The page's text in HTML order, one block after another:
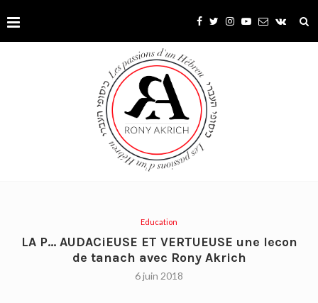
Education
LA P… AUDACiEUSE ET VERTUEUSE une lecon
de tanach avec Rony Akrich
6 juin 2018